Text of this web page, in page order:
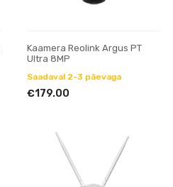
Kaamera Reolink Argus PT
Ultra 8MP
Saadaval 2-3 päevaga
€179.00